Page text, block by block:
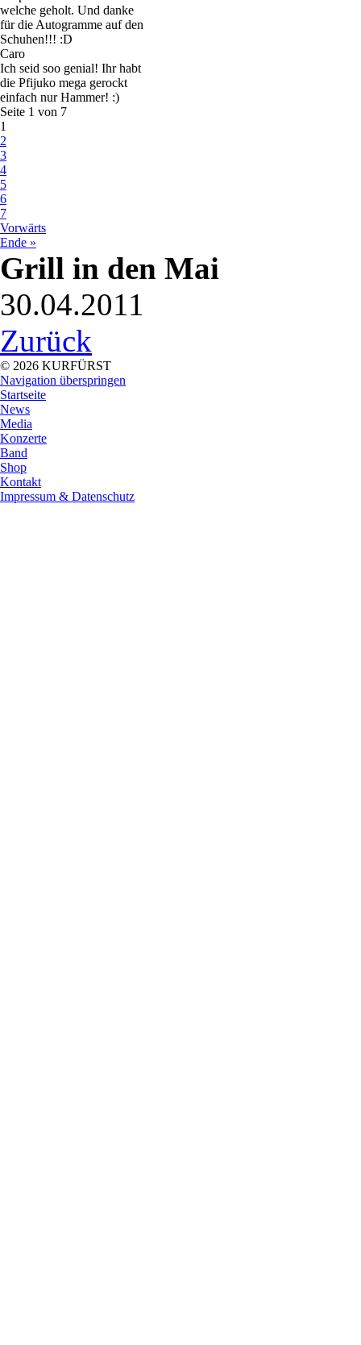
welche geholt. Und danke
für die Autogramme auf den
Schuhen!!! :D
Caro
Ich seid soo genial! Ihr habt
die Pfijuko mega gerockt
einfach nur Hammer! :)
Seite 1 von 7
1
2
3
4
5
6
7
Vorwärts
Ende »
Grill in den Mai
30.04.2011
Zurück
© 2026 KURFÜRST
Navigation überspringen
Startseite
News
Media
Konzerte
Band
Shop
Kontakt
Impressum & Datenschutz